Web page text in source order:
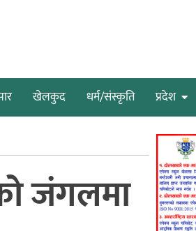
खेलकुद धर्म/संस्कृति प्रदेश
जंगलमा